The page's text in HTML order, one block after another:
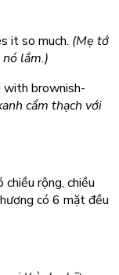
it so much. (Mẹ tớ
lắm.)
brownish-
cẩm thạch với
rộng, chiều
có 6 mặt đều